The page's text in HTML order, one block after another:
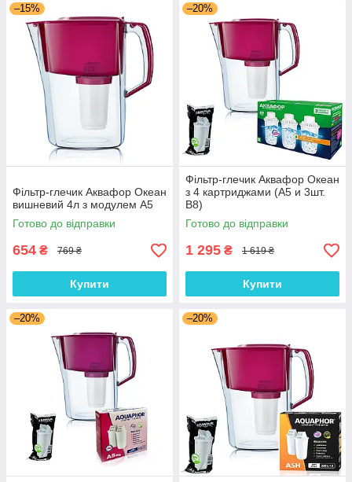
–15%
Фільтр-глечик Аквафор Океан
вишневий 4л з модулем А5
Готово до відправки
654 ₴ 769 ₴
Купити
–20%
Фільтр-глечик Аквафор Океан
з 4 картриджами (А5 и 3шт.
В8)
Готово до відправки
1 295 ₴ 1 619 ₴
Купити
–20% –20%